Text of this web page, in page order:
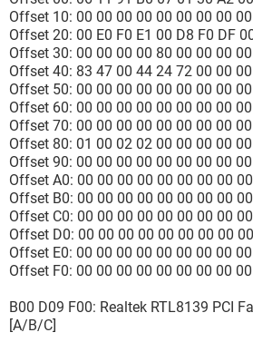
Offset 10: 00 00 00 00 00 00 00 00
Offset 20: 00 E0 F0 E1 00 D8 F0 DF
Offset 30: 00 00 00 00 80 00 00 00
Offset 40: 83 47 00 44 24 72 00 00
Offset 50: 00 00 00 00 00 00 00 00
Offset 60: 00 00 00 00 00 00 00 00
Offset 70: 00 00 00 00 00 00 00 00
Offset 80: 01 00 02 02 00 00 00 00
Offset 90: 00 00 00 00 00 00 00 00
Offset A0: 00 00 00 00 00 00 00 00
Offset B0: 00 00 00 00 00 00 00 00
Offset C0: 00 00 00 00 00 00 00 00
Offset D0: 00 00 00 00 00 00 00 00
Offset E0: 00 00 00 00 00 00 00 00
Offset F0: 00 00 00 00 00 00 00 00
B00 D09 F00: Realtek RTL8139 PCI
[A/B/C]